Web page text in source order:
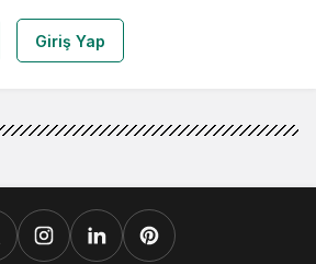
Giriş Yap